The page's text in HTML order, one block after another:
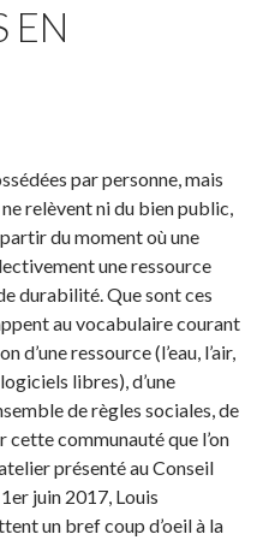
EN
par personne, mais
relèvent ni du bien public,
partir du moment où une
une ressource
durabilité. Que sont ces
au vocabulaire courant
d’une ressource (l’eau, l’air,
libres), d’une
de règles sociales, de
cette communauté que l’on
atelier présenté au Conseil
juin 2017, Louis
un bref coup d’oeil à la